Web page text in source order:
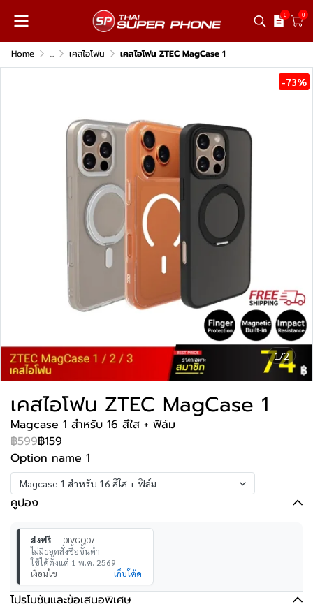
0 0
Home ... เคสไอโฟน เคสไอโฟน ZTEC MagCase 1
1/2
-73%
เคสไอโฟน ZTEC MagCase 1
Magcase 1 สำหรับ 16 สีใส + ฟิล์ม
฿599฿159
Option name 1
Magcase 1 สำหรับ 16 สีใส + ฟิล์ม
คูปอง
ส่งฟรี
0IVGQ07
ไม่มียอดสั่งซื้อขั้นต่ำ
ใช้ได้ตั้งแต่ 1 พ.ค. 2569
เงื่อนไข
เก็บโค้ด
โปรโมชันและข้อเสนอพิเศษ